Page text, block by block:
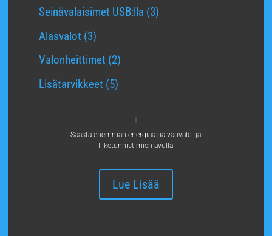
tuotetta
Seinävalaisimet USB:lla 33
Alasvalot 33
tuotetta
Valonheittimet 22
tuotetta
Lisätarvikkeet 55
Säästä enemmän energiaa päivänvalo- ja
liiketunnistimien avulla
Lue Lisää